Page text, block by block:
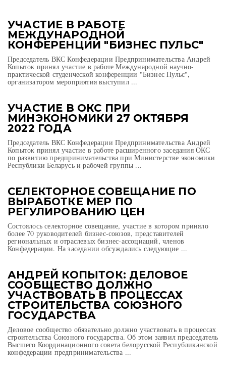
УЧАСТИЕ В РАБОТЕ
МЕЖДУНАРОДНОЙ
КОНФЕРЕНЦИИ "БИЗНЕС ПУЛЬС"
Председатель ВКС Конфедерации Предпринимательства Андрей
Копыток принял участие в работе Международной научно-
практической студенческой конференции "Бизнес Пульс",
организатором мероприятия выступил ...
УЧАСТИЕ В ОКС ПРИ
МИНЭКОНОМИКИ 27 ОКТЯБРЯ
2022 ГОДА
Председатель ВКС Конфедерации Предпринимательства Андрей
Копыток принял участие в работе расширенного заседания ОКС
по развитию предпринимательства при Министерстве экономики
Республики Беларусь и рабочей группы ...
СЕЛЕКТОРНОЕ СОВЕЩАНИЕ ПО
ВЫРАБОТКЕ МЕР ПО
РЕГУЛИРОВАНИЮ ЦЕН
Состоялось селекторное совещание, участие в котором приняло
более 70 руководителей бизнес-союзов, представителей
региональных и отраслевых бизнес-ассоциаций, членов
Конфедерации. На заседании обсуждались следующие ...
АНДРЕЙ КОПЫТОК: ДЕЛОВОЕ
СООБЩЕСТВО ДОЛЖНО
УЧАСТВОВАТЬ В ПРОЦЕССАХ
СТРОИТЕЛЬСТВА СОЮЗНОГО
ГОСУДАРСТВА
Деловое сообщество обязательно должно участвовать в процессах
строительства Союзного государства. Об этом заявил председатель
Высшего Координационного совета белорусской Республиканской
конфедерации предпринимательства ...